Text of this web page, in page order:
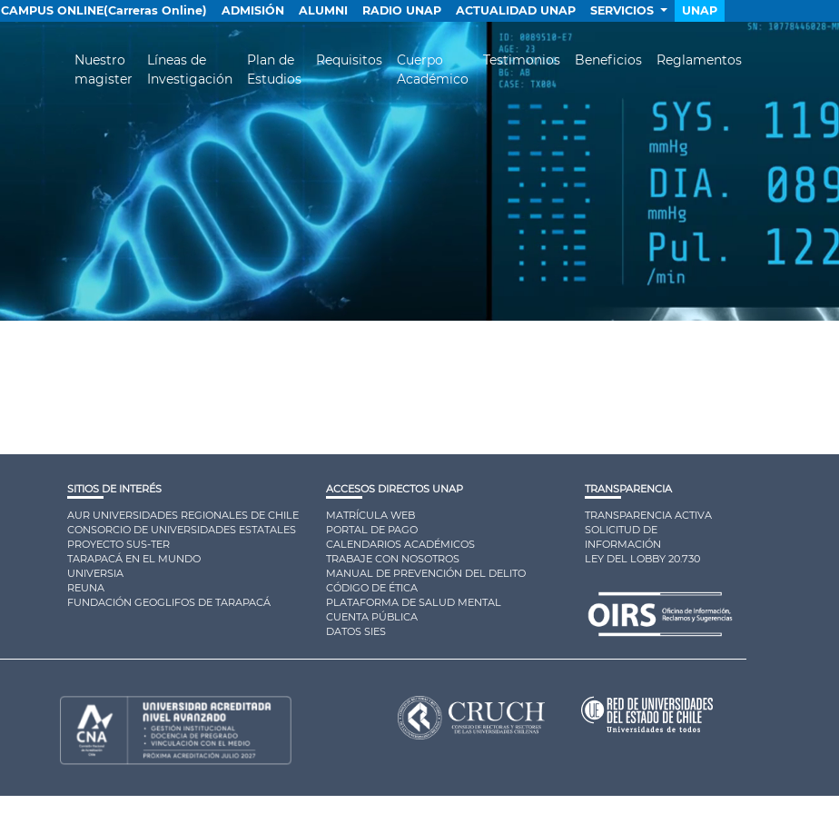
CAMPUS ONLINE(Carreras Online) ADMISIÓN ALUMNI RADIO UNAP ACTUALIDAD UNAP SERVICIOS UNAP
Nuestro
magister
Líneas de
Investigación
Plan de
Estudios
Requisitos
Cuerpo
Académico
Testimonios Beneficios Reglamentos
SITIOS DE INTERÉS
AUR UNIVERSIDADES REGIONALES DE CHILE
CONSORCIO DE UNIVERSIDADES ESTATALES
PROYECTO SUS-TER
TARAPACÁ EN EL MUNDO
UNIVERSIA
REUNA
FUNDACIÓN GEOGLIFOS DE TARAPACÁ
ACCESOS DIRECTOS UNAP
MATRÍCULA WEB
PORTAL DE PAGO
CALENDARIOS ACADÉMICOS
TRABAJE CON NOSOTROS
MANUAL DE PREVENCIÓN DEL DELITO
CÓDIGO DE ÉTICA
PLATAFORMA DE SALUD MENTAL
CUENTA PÚBLICA
DATOS SIES
TRANSPARENCIA
TRANSPARENCIA ACTIVA
SOLICITUD DE
INFORMACIÓN
LEY DEL LOBBY 20.730